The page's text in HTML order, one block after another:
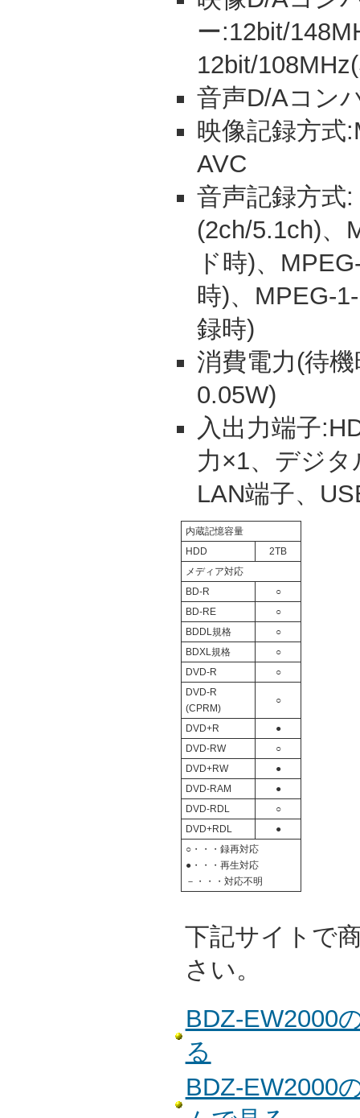
ー:12bit/
12bit/
音声D/Aコン
映像記録方式
AVC
音声記録方式
(2ch/5.1ch)、
ド時)、
時)、MPEG-
録時)
消費電力(待
0.05W)
入出力端子
力×1、デジ
LAN端子、
内蔵記憶容量
HDD 2TB
メディア対応
BD-R ○
BD-RE ○
BDDL規格 ○
BDXL規格 ○
DVD-R ○
DVD-R
(CPRM)
○
DVD+R ●
DVD-RW ○
DVD+RW ●
DVD-RAM ●
DVD-RDL ○
DVD+RDL ●
○・・・録再対応
●・・・再生対応
－・・・対応不明
下記サイトで
さい。
BDZ-EW2000
る
BDZ-EW2000